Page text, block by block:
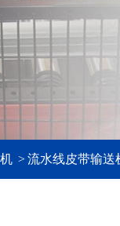
>流水线皮带输送